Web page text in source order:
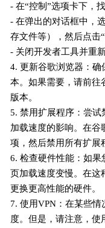
- 在“控制”选项卡下，
- 在弹出的对话框中，
存文件等），然后点击“
- 关闭开发者工具并重
4. 更新谷歌浏览器：确
本。如果需要，请前往
版本。
5. 禁用扩展程序：尝
加载速度的影响。在谷
项，然后禁用所有扩展
6. 检查硬件性能：如果
页加载速度变慢。在这
更换更高性能的硬件。
7. 使用VPN：在某些
度。但是，请注意，使